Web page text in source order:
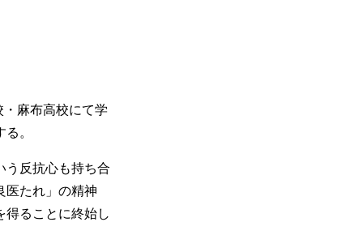
麻布高校にて学
。
う反抗心も持ち合
医たれ」の精神
ることに終始し